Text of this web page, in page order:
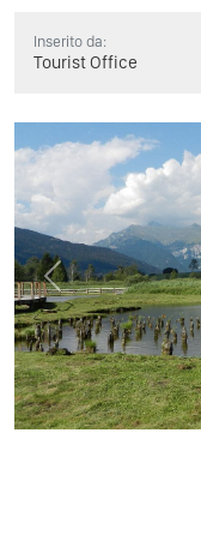
Inserito da:
Tourist Office
Previous